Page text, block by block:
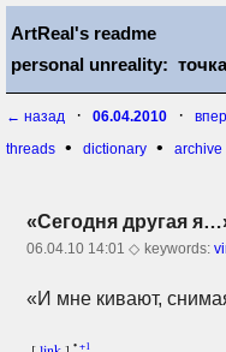
ArtReal's readme
personal unreality:
← назад · 06.04.2010 ·
threads • dictionary • archive
«Сегодня другая
06.04.10 14:01 ◇ keywords:
«И мне кивают,
•+1